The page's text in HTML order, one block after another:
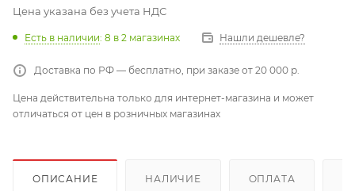
Цена указана без учета НДС
Есть в наличии: 8 в 2 магазинах Нашли дешевле?
Доставка по РФ — бесплатно, при заказе от 20 000 р.
Цена действительна только для интернет-магазина и может
отличаться от цен в розничных магазинах
ОПИСАНИЕ НАЛИЧИЕ ОПЛАТА